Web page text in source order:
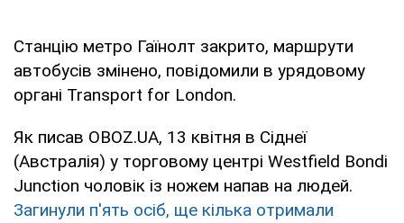
Станцію метро Гаїнолт закрито, маршрути
автобусів змінено, повідомили в урядовому
органі Transport for London.
Як писав OBOZ.UA, 13 квітня в Сіднеї
(Австралія) у торговому центрі Westfield Bondi
Junction чоловік із ножем напав на людей.
Загинули п'ять осіб, ще кілька отримали